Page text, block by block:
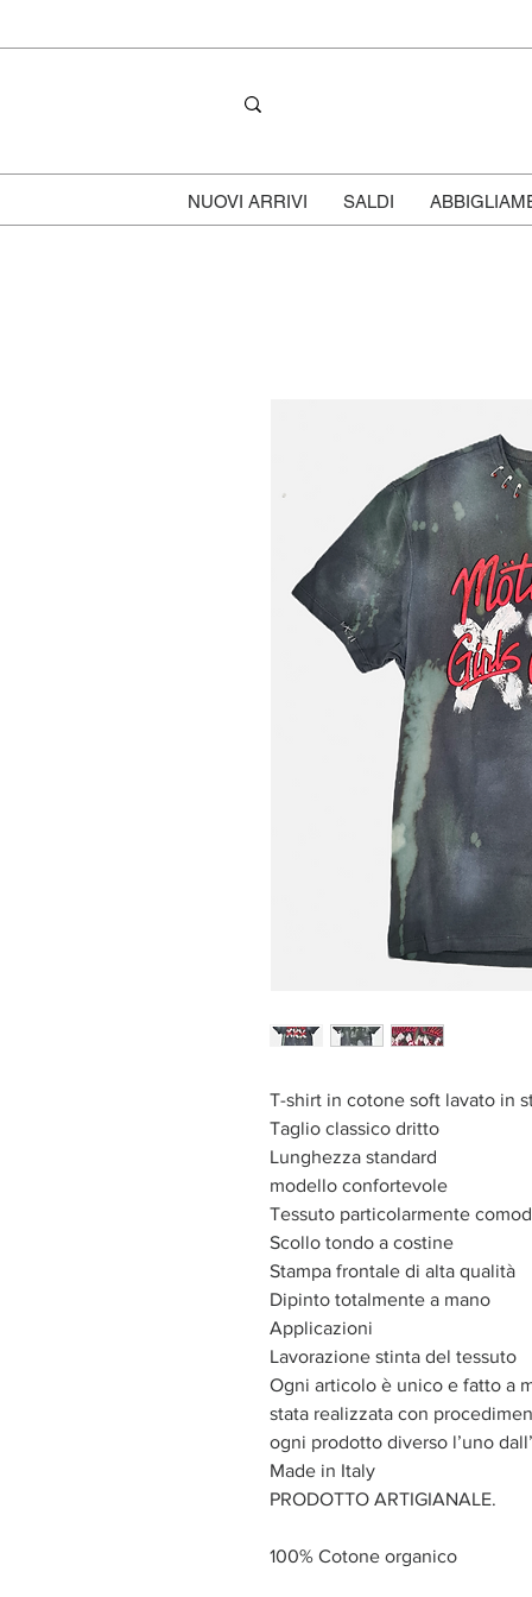
NUOVI ARRIVI SALDI
T-shirt in cotone soft lavato in
Taglio classico dritto
Lunghezza standard
modello confortevole
Tessuto particolarmente
Scollo tondo a costine
Stampa frontale di alta qualità
Dipinto totalmente a mano
Applicazioni
Lavorazione stinta del tessuto
Ogni articolo è unico e fatto a
stata realizzata con
ogni prodotto diverso l’uno
Made in Italy
PRODOTTO ARTIGIANALE.
100% Cotone organico